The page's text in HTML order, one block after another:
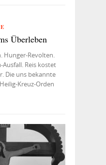
Überleben
Hunger-Revolten.
Ausfall. Reis kostet
Die uns bekannte
Kreuz-Orden